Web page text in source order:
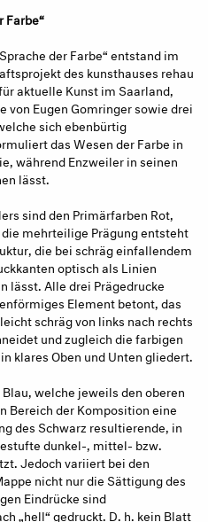
Farbe“
der Farbe“ entstand im
des kunsthauses rehau
aktuelle Kunst im Saarland,
von Eugen Gomringer sowie drei
sich ebenbürtig
das Wesen der Farbe in
während Enzweiler in seinen
lässt.
sind den Primärfarben Rot,
mehrteilige Prägung entsteht
die bei schräg einfallendem
optisch als Linien
lässt. Alle drei Prägedrucke
Element betont, das
schräg von links nach rechts
und zugleich die farbigen
klares Oben und Unten gliedert.
welche jeweils den oberen
Bereich der Komposition eine
des Schwarz resultierende, in
dunkel-, mittel- bzw.
Jedoch variiert bei den
nicht nur die Sättigung des
Eindrücke sind
„hell“ gedruckt. D. h. kein Blatt